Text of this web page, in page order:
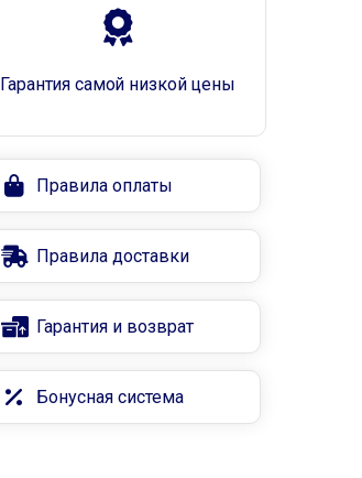
Гарантия самой низкой цены
Правила оплаты
Правила доставки
Гарантия и возврат
Бонусная система